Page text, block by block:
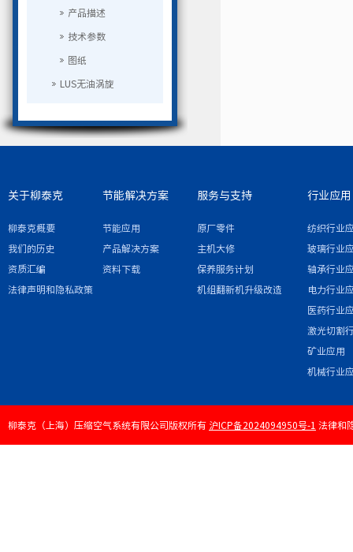
产品描述
技术参数
图纸
LUS无油涡旋
关于柳泰克
柳泰克概要
我们的历史
资质汇编
法律声明和隐私政策
节能解决方案
节能应用
产品解决方案
资料下载
服务与支持
原厂零件
主机大修
保养服务计划
机组翻新机升级改造
行业应用
纺织行业
玻璃行业
轴承行业
电力行业
医药行业
激光切割
矿业应用
机械行业
柳泰克（上海）压缩空气系统有限公司版权所有 沪ICP备2024094950号-1 法律和